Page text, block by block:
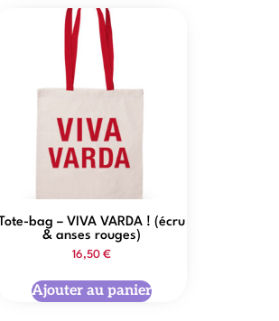
Tote-bag – VIVA VARDA ! (écru
& anses rouges)
16,50 €
Ajouter au panier